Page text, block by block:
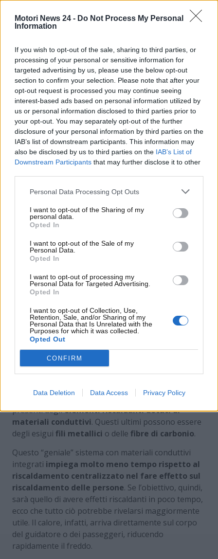
Motori News 24 - Do Not Process My Personal
Information
If you wish to opt-out of the sale, sharing to third parties, or
processing of your personal or sensitive information for
targeted advertising by us, please use the below opt-out
section to confirm your selection. Please note that after your
opt-out request is processed you may continue seeing
interest-based ads based on personal information utilized by
us or personal information disclosed to third parties prior to
your opt-out. You may separately opt-out of the further
disclosure of your personal information by third parties on the
IAB’s list of downstream participants. This information may
also be disclosed by us to third parties on the IAB’s List of
Downstream Participants that may further disclose it to other
Personal Data Processing Opt Outs
I want to opt-out of the Sharing of my
personal data.
Opted In
I want to opt-out of the Sale of my
Personal Data.
Opted In
I want to opt-out of processing my
Personal Data for Targeted Advertising.
Opted In
I want to opt-out of Collection, Use,
Retention, Sale, and/or Sharing of my
Personal Data that Is Unrelated with the
Purposes for which it was collected.
Opted Out
CONFIRM
Data Deletion Data Access Privacy Policy
untrucco geniale.
attuare riscaldando i sedili
della tua auto: risparmio
assicurato
Ilriscaldamento dei sedili dell’autopermette, per
l’appunto, al sedile e spesse volte anche allo
schienale di essere rapidamente riscaldati. Questa
mossa garantisce agli “abitanti” della macchina un
benessere immediato in riferimento al riscaldamento
negli ambienti freddi.
Il trucco sul riscaldamento dei sedili dell’auto che ti
permette di risparmiare benzina –
www.motorinews24.com
Come funziona questo procedimento? Di solito, nel
rivestimento dei sedili e dello schienale sono
presenti deglielementi riscaldanti dotati di
materiali conduttivi. Questi ultimi possono essere
degli esigui fili metallici o delle fibre di carbonio.
Questo “geniale” sistema con materiali conduttivi
integrati impiega molto meno tempo rispetto al
riscaldamento centralizzato nel fare effetto sul
riscaldamento delle persone. Se l’obiettivo, quindi,
sarà quello di avere effetti riscaldanti in poco tempo,
ecco che tutto ciò potrebbe rivelarsi maggiormente
utile. Il calore, infatti, arriva direttamente sul corpo
del guidatore o dei passeggeri, riducendo
rapidamente il freddo.